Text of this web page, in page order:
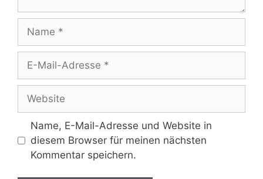
Mail-
Adresse
Name, E-Mail-Adresse und Website in
diesem Browser für meinen nächsten
Kommentar speichern.